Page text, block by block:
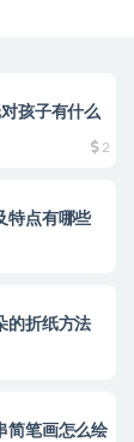
孩子有什么
2
特点有哪些
的折纸方法
简笔画怎么绘